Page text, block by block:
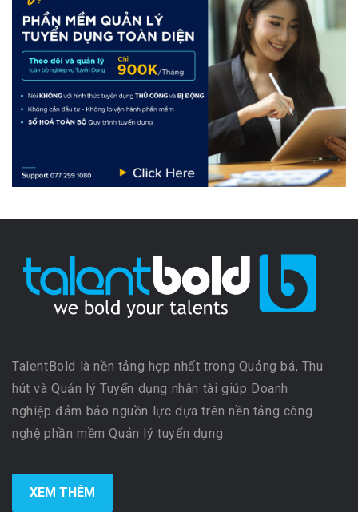
TalentBold là nền tảng hợp nhất trong Quảng bá, Thu
hút và Quản lý Tuyển dụng nhân tài giúp Doanh
nghiệp đảm bảo nguồn lực dựa trên nền tảng công
nghệ phần mềm Quản lý tuyển dụng
XEM THÊM